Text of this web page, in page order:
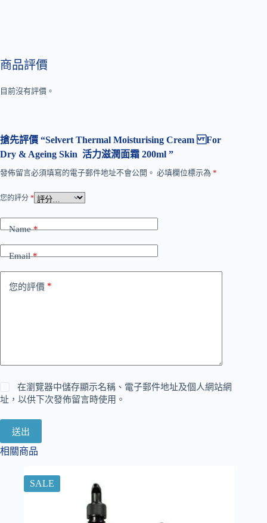
商品評價
目前沒有評價。
搶先評價 “Selvert Thermal Moisturising Cream For
Dry & Ageing Skin 活力滋潤面霜 200ml ”
發佈留言必須填寫的電子郵件地址不會公開。 必填欄位標示為 *
您的評分 *
Name*
Email*
您的評價 *
在瀏覽器中儲存顯示名稱、電子郵件地址及個人網站網
址，以供下次發佈留言時使用。
送出
相關商品
SALE